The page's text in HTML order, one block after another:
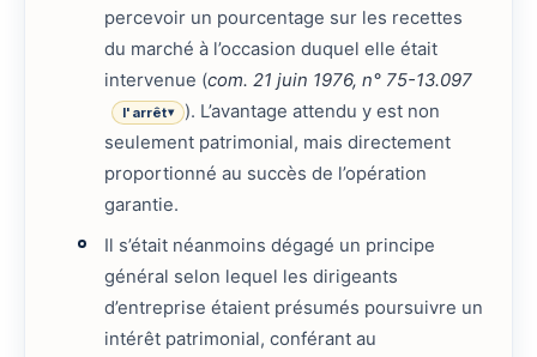
percevoir un pourcentage sur les recettes
du marché à l’occasion duquel elle était
intervenue (com. 21 juin 1976, n° 75-13.097
l'arrêt▾
). L’avantage attendu y est non
seulement patrimonial, mais directement
proportionné au succès de l’opération
garantie.
Il s’était néanmoins dégagé un principe
général selon lequel les dirigeants
d’entreprise étaient présumés poursuivre un
intérêt patrimonial, conférant au